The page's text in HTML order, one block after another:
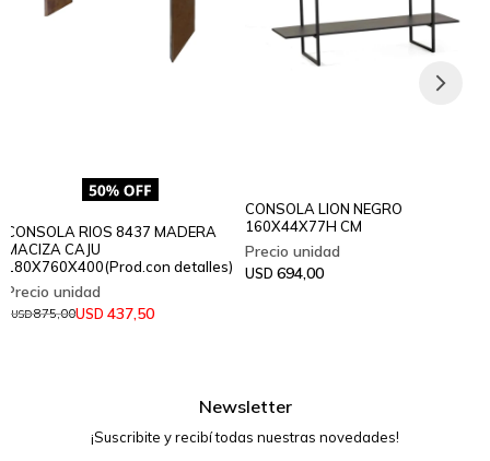
CONSOLA RIOS 8437 MADERA
MACIZA CAJU
180X760X400(Prod.con detalles)
USD 437,50
USD875,00
CONSOLA LION NEGRO
160X44X77H CM
USD 694,00
Newsletter
¡Suscribite y recibí todas nuestras novedades!